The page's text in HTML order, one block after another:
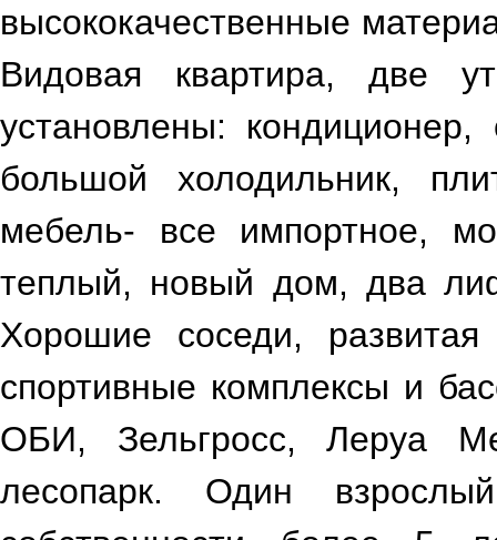
высококачественные
Видовая квартира, две
установлены:
большой холодильник,
мебель- все импортное,
теплый, новый дом, два
Хорошие соседи,
спортивные комплексы и
ОБИ, Зельгросс, Леруа
лесопарк. Один